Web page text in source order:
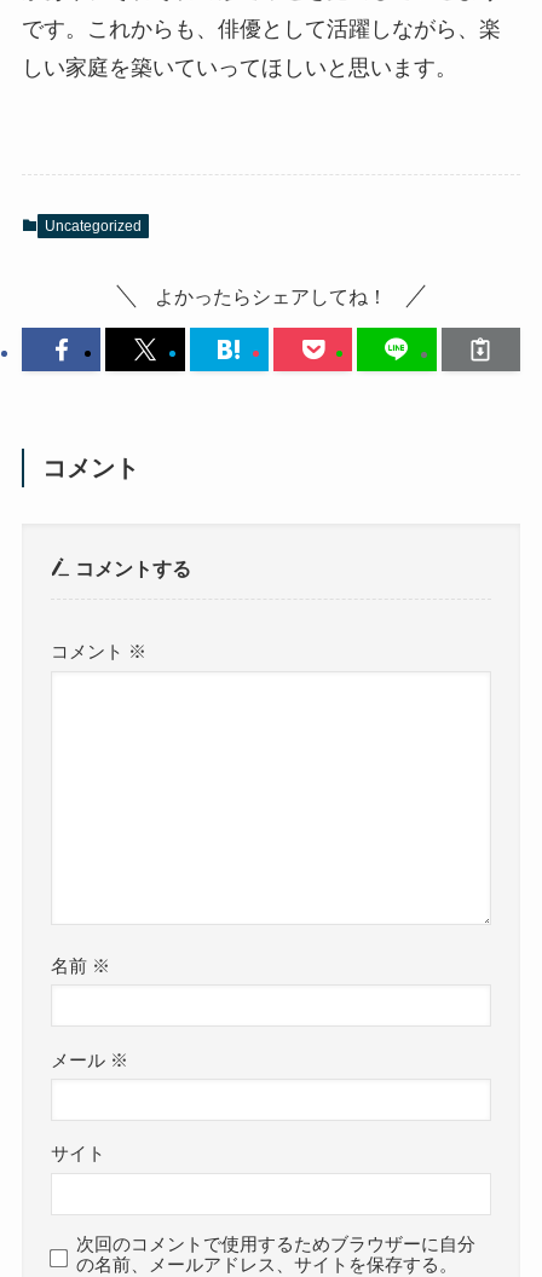
です。これからも、俳優として活躍しながら、楽
しい家庭を築いていってほしいと思います。
Uncategorized
よかったらシェアしてね！
コメント
コメントする
コメント ※
名前 ※
メール ※
サイト
次回のコメントで使用するためブラウザーに自分
の名前、メールアドレス、サイトを保存する。